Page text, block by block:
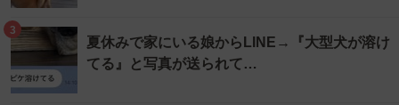
3
夏休みで家にいる娘からLINE→『大型犬が溶け
てる』と写真が送られて…